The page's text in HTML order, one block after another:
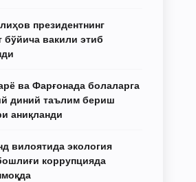
президентнинг
бўйича вакили этиб
ва Фарғонада болаларга
диний таълим бериш
аниқланди
вилоятида экология
коррупцияда